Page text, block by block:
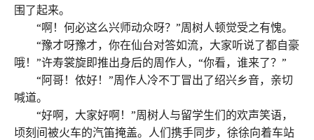
围了起来。
“啊！何必这么兴师动众呀？”周树人顿觉受之有愧。
“豫才呀豫才，你在仙台对答如流，大家听说了都自豪
哦！”许寿裳旋即推出身后的周作人，“你看，谁来了？”
“阿哥！侬好！”周作人冷不丁冒出了绍兴乡音，亲切
喊道。
“好啊，大家好啊！”周树人与留学生们的欢声笑语，
顷刻间被火车的汽笛掩盖。人们携手同步，徐徐向着车站